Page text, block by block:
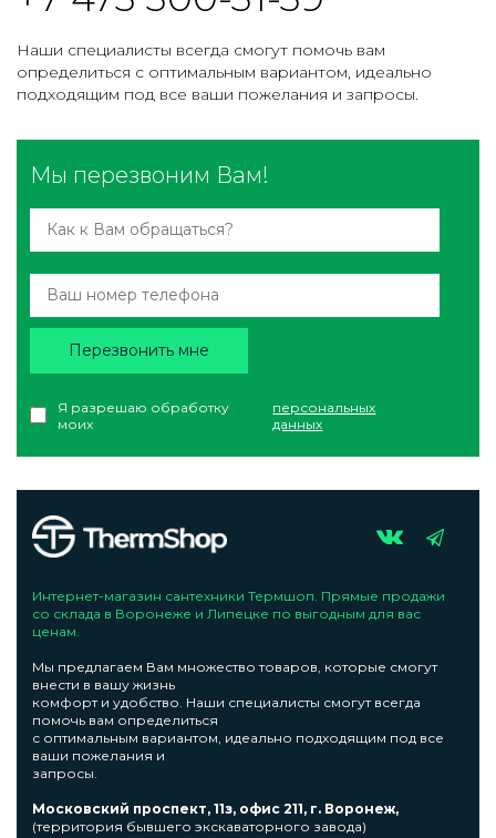
Наши специалисты всегда смогут помочь вам
определиться с оптимальным вариантом, идеально
подходящим под все ваши пожелания и запросы.
Мы перезвоним Вам!
Я разрешаю обработку
моих
персональных
данных
Перезвонить мне
Интернет-магазин сантехники Термшоп. Прямые продажи
со склада в Воронеже и Липецке по выгодным для вас
ценам.
Мы предлагаем Вам множество товаров, которые смогут
внести в вашу жизнь
комфорт и удобство. Наши специалисты смогут всегда
помочь вам определиться
с оптимальным вариантом, идеально подходящим под все
ваши пожелания и
запросы.
Московский проспект, 11з, офис 211, г. Воронеж,
(территория бывшего экскаваторного завода)